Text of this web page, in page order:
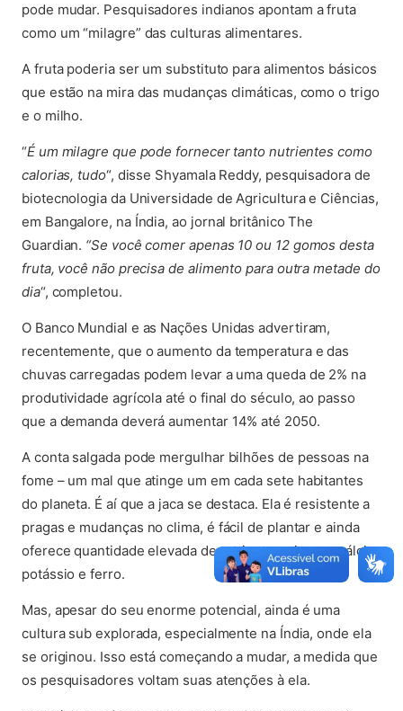
pode mudar. Pesquisadores indianos apontam a fruta
como um “milagre” das culturas alimentares.
A fruta poderia ser um substituto para alimentos básicos
que estão na mira das mudanças climáticas, como o trigo
e o milho.
“É um milagre que pode fornecer tanto nutrientes como
calorias, tudo“, disse Shyamala Reddy, pesquisadora de
biotecnologia da Universidade de Agricultura e Ciências,
em Bangalore, na Índia, ao jornal britânico The
Guardian. “Se você comer apenas 10 ou 12 gomos desta
fruta, você não precisa de alimento para outra metade do
dia“, completou.
O Banco Mundial e as Nações Unidas advertiram,
recentemente, que o aumento da temperatura e das
chuvas carregadas podem levar a uma queda de 2% na
produtividade agrícola até o final do século, ao passo
que a demanda deverá aumentar 14% até 2050.
A conta salgada pode mergulhar bilhões de pessoas na
fome – um mal que atinge um em cada sete habitantes
do planeta. É aí que a jaca se destaca. Ela é resistente a
pragas e mudanças no clima, é fácil de plantar e ainda
oferece quantidade elevada denutrientes, rica em cálcio,
potássio e ferro.
Mas, apesar do seu enorme potencial, ainda é uma
cultura sub explorada, especialmente na Índia, onde ela
se originou. Isso está começando a mudar, a medida que
os pesquisadores voltam suas atenções à ela.